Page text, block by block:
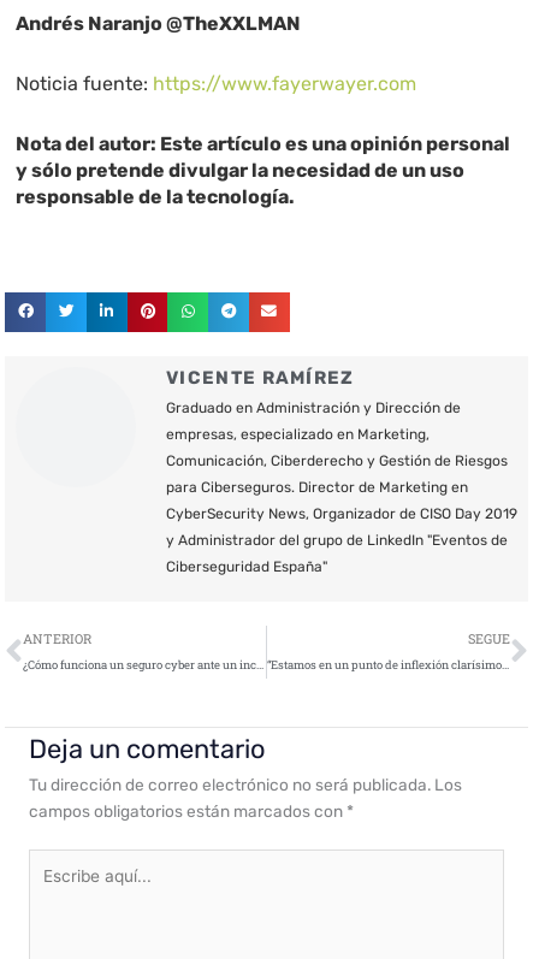
Andrés Naranjo @TheXXLMAN
Noticia fuente: https://www.fayerwayer.com
Nota del autor: Este artículo es una opinión personal
y sólo pretende divulgar la necesidad de un uso
responsable de la tecnología.
VICENTE RAMÍREZ
Graduado en Administración y Dirección de
empresas, especializado en Marketing,
Comunicación, Ciberderecho y Gestión de Riesgos
para Ciberseguros. Director de Marketing en
CyberSecurity News, Organizador de CISO Day 2019
y Administrador del grupo de LinkedIn "Eventos de
Ciberseguridad España"
Ant
ANTERIOR
¿Cómo funciona un seguro cyber ante un incidente?
SEGUE
“Estamos en un punto de inflexión clarísimo en el cual están llegando muchos clientes nuevos interesados en la micro segmentación”
Deja un comentario
Tu dirección de correo electrónico no será publicada. Los
campos obligatorios están marcados con *
aquí...